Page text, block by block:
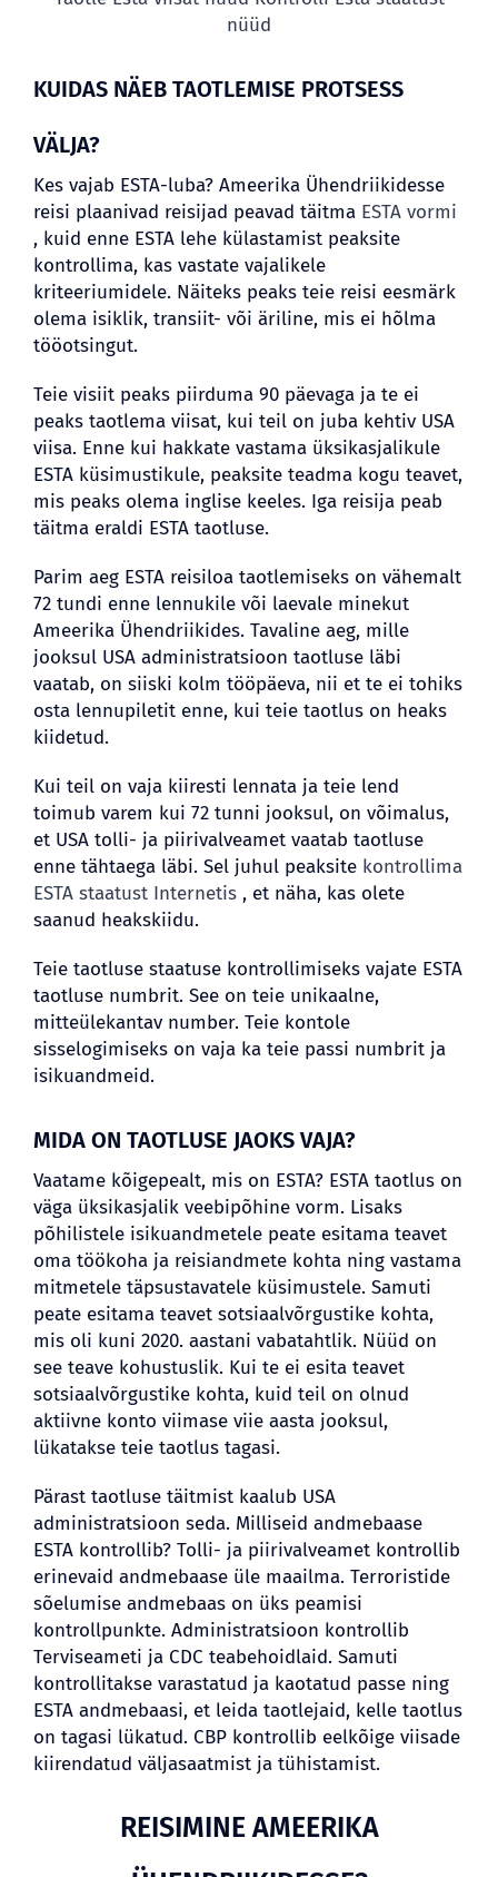
nüüd
KUIDAS NÄEB TAOTLEMISE PROTSESS
VÄLJA?
Kes vajab ESTA-luba? Ameerika Ühendriikidesse
reisi plaanivad reisijad peavad täitma ESTA vormi
, kuid enne ESTA lehe külastamist peaksite
kontrollima, kas vastate vajalikele
kriteeriumidele. Näiteks peaks teie reisi eesmärk
olema isiklik, transiit- või äriline, mis ei hõlma
tööotsingut.
Teie visiit peaks piirduma 90 päevaga ja te ei
peaks taotlema viisat, kui teil on juba kehtiv USA
viisa. Enne kui hakkate vastama üksikasjalikule
ESTA küsimustikule, peaksite teadma kogu teavet,
mis peaks olema inglise keeles. Iga reisija peab
täitma eraldi ESTA taotluse.
Parim aeg ESTA reisiloa taotlemiseks on vähemalt
72 tundi enne lennukile või laevale minekut
Ameerika Ühendriikides. Tavaline aeg, mille
jooksul USA administratsioon taotluse läbi
vaatab, on siiski kolm tööpäeva, nii et te ei tohiks
osta lennupiletit enne, kui teie taotlus on heaks
kiidetud.
Kui teil on vaja kiiresti lennata ja teie lend
toimub varem kui 72 tunni jooksul, on võimalus,
et USA tolli- ja piirivalveamet vaatab taotluse
enne tähtaega läbi. Sel juhul peaksite kontrollima
ESTA staatust Internetis, et näha, kas olete
saanud heakskiidu.
Teie taotluse staatuse kontrollimiseks vajate ESTA
taotluse numbrit. See on teie unikaalne,
mitteülekantav number. Teie kontole
sisselogimiseks on vaja ka teie passi numbrit ja
isikuandmeid.
MIDA ON TAOTLUSE JAOKS VAJA?
Vaatame kõigepealt, mis on ESTA? ESTA taotlus on
väga üksikasjalik veebipõhine vorm. Lisaks
põhilistele isikuandmetele peate esitama teavet
oma töökoha ja reisiandmete kohta ning vastama
mitmetele täpsustavatele küsimustele. Samuti
peate esitama teavet sotsiaalvõrgustike kohta,
mis oli kuni 2020. aastani vabatahtlik. Nüüd on
see teave kohustuslik. Kui te ei esita teavet
sotsiaalvõrgustike kohta, kuid teil on olnud
aktiivne konto viimase viie aasta jooksul,
lükatakse teie taotlus tagasi.
Pärast taotluse täitmist kaalub USA
administratsioon seda. Milliseid andmebaase
ESTA kontrollib? Tolli- ja piirivalveamet kontrollib
erinevaid andmebaase üle maailma. Terroristide
sõelumise andmebaas on üks peamisi
kontrollpunkte. Administratsioon kontrollib
Terviseameti ja CDC teabehoidlaid. Samuti
kontrollitakse varastatud ja kaotatud passe ning
ESTA andmebaasi, et leida taotlejaid, kelle taotlus
on tagasi lükatud. CBP kontrollib eelkõige viisade
kiirendatud väljasaatmist ja tühistamist.
REISIMINE AMEERIKA